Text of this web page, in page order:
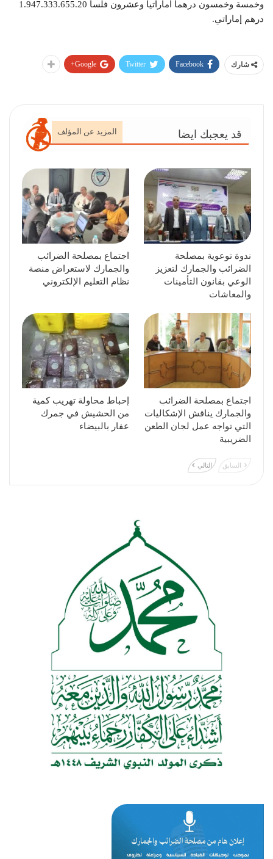
وخمسة وخمسون درهما اماراتيا وعشرون فلساُ 1.947.333.655.20
درهم إماراتي.
شارك Facebook
Twitter
Google+
قد يعجبك ايضا المزيد عن المؤلف
ندوة توعوية بمصلحة
الضرائب والجمارك لتعزيز
الوعي بقانون التأمينات
والمعاشات
اجتماع بمصلحة الضرائب
والجمارك لاستعراض منصة
نظام التعليم الإلكتروني
اجتماع بمصلحة الضرائب
والجمارك يناقش الإشكاليات
التي تواجه عمل لجان الطعن
الضريبية
إحباط محاولة تهريب كمية
من الحشيش في جمرك
عفار بالبيضاء
السابق التالي